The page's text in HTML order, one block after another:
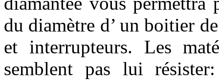
du diamètre d’ un boitier
et interrupteurs. Les
semblent pas lui